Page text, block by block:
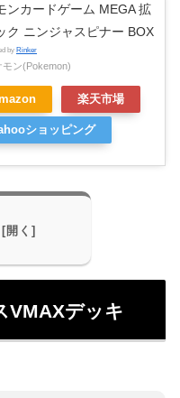
ンカードゲーム MEGA 拡
ク ニンジャスピナー BOX
by Rinker
モン(Pokemon)
楽天市場
ショッピング
デッキ